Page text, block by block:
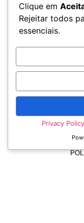
Clique em
Rejeitar todos
essenciais.
Privacy Policy